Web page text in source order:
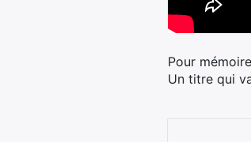
Pour
Un titre qui